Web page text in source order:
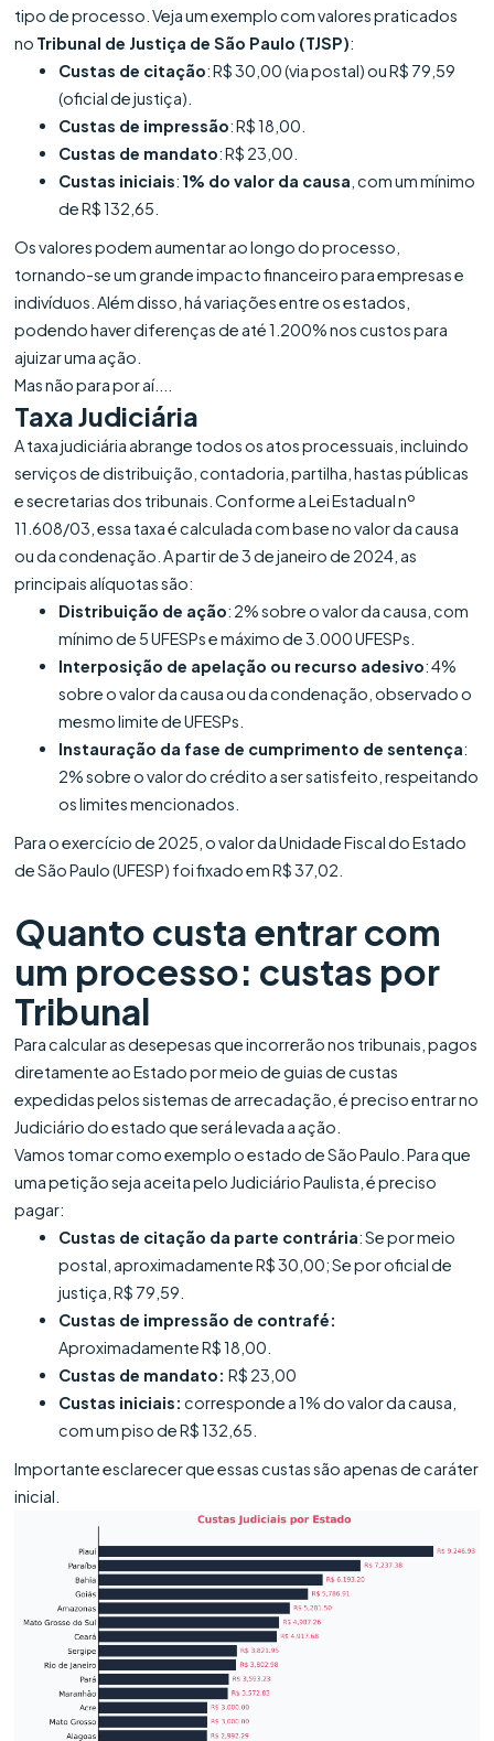
tipo de processo. Veja um exemplo com valores praticados
no Tribunal de Justiça de São Paulo (TJSP):
Custas de citação: R$ 30,00 (via postal) ou R$ 79,59
(oficial de justiça).
Custas de impressão: R$ 18,00.
Custas de mandato: R$ 23,00.
Custas iniciais: 1% do valor da causa , com um mínimo
de R$ 132,65.
Os valores podem aumentar ao longo do processo,
tornando-se um grande impacto financeiro para empresas e
indivíduos. Além disso, há variações entre os estados,
podendo haver diferenças de até 1.200% nos custos para
ajuizar uma ação.
Mas não para por aí....
Taxa Judiciária
A taxa judiciária abrange todos os atos processuais, incluindo
serviços de distribuição, contadoria, partilha, hastas públicas
e secretarias dos tribunais. Conforme a Lei Estadual nº
11.608/03, essa taxa é calculada com base no valor da causa
ou da condenação. A partir de 3 de janeiro de 2024, as
principais alíquotas são:
Distribuição de ação: 2% sobre o valor da causa, com
mínimo de 5 UFESPs e máximo de 3.000 UFESPs.
Interposição de apelação ou recurso adesivo: 4%
sobre o valor da causa ou da condenação, observado o
mesmo limite de UFESPs.
Instauração da fase de cumprimento de sentença:
2% sobre o valor do crédito a ser satisfeito, respeitando
os limites mencionados.
Para o exercício de 2025, o valor da Unidade Fiscal do Estado
de São Paulo (UFESP) foi fixado em R$ 37,02.
Quanto custa entrar com
um processo: custas por
Tribunal
Para calcular as desepesas que incorrerão nos tribunais, pagos
diretamente ao Estado por meio de guias de custas
expedidas pelos sistemas de arrecadação, é preciso entrar no
Judiciário do estado que será levada a ação.
Vamos tomar como exemplo o estado de São Paulo. Para que
uma petição seja aceita pelo Judiciário Paulista, é preciso
pagar:
Custas de citação da parte contrária: Se por meio
postal, aproximadamente R$ 30,00; Se por oficial de
justiça, R$ 79,59.
Custas de impressão de contrafé:
Aproximadamente R$ 18,00.
Custas de mandato:R$ 23,00
Custas iniciais: corresponde a 1% do valor da causa,
com um piso de R$ 132,65.
Importante esclarecer que essas custas são apenas de caráter
inicial.